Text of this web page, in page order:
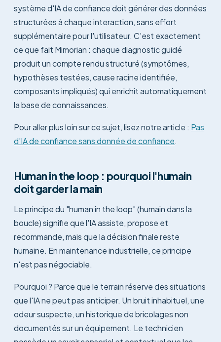
système d'IA de confiance doit générer des données
structurées à chaque interaction, sans effort
supplémentaire pour l'utilisateur. C'est exactement
ce que fait Mimorian : chaque diagnostic guidé
produit un compte rendu structuré (symptômes,
hypothèses testées, cause racine identifiée,
composants impliqués) qui enrichit automatiquement
la base de connaissances.
Pour aller plus loin sur ce sujet, lisez notre article : Pas
d'IA de confiance sans donnée de confiance.
Human in the loop : pourquoi l'humain
doit garder la main
Le principe du "human in the loop" (humain dans la
boucle) signifie que l'IA assiste, propose et
recommande, mais que la décision finale reste
humaine. En maintenance industrielle, ce principe
n'est pas négociable.
Pourquoi ? Parce que le terrain réserve des situations
que l'IA ne peut pas anticiper. Un bruit inhabituel, une
odeur suspecte, un historique de bricolages non
documentés sur un équipement. Le technicien